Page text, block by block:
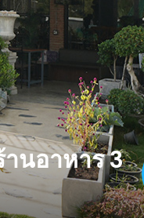
นอาหาร 3